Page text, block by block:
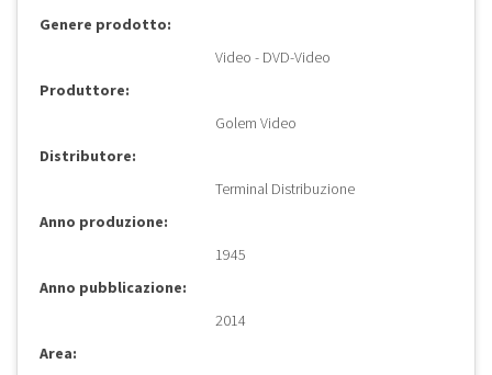
Genere prodotto:
Video - DVD-Video
Produttore:
Golem Video
Distributore:
Terminal Distribuzione
Anno produzione:
1945
Anno pubblicazione:
2014
Area: